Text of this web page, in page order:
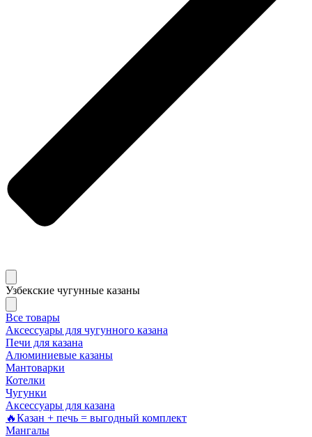
Узбекские чугунные казаны
Все товары
Аксессуары для чугунного казана
Печи для казана
Алюминиевые казаны
Мантоварки
Котелки
Чугунки
Аксессуары для казана
🔥Казан + печь = выгодный комплект
Мангалы